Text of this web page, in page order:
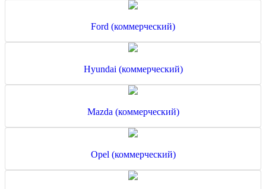
Ford (коммерческий)
Hyundai (коммерческий)
Mazda (коммерческий)
Opel (коммерческий)